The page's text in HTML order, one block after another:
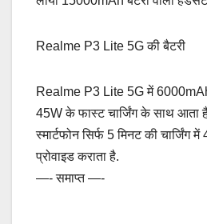
Realme P3 Lite 5G की बैटरी
Realme P3 Lite 5G में 6000mAh
45W के फास्ट चार्जिंग के साथ आता
स्मार्टफोन सिर्फ 5 मिनट की चार्जिंग
प्रोवाइड कराता है.
—- समाप्त —-